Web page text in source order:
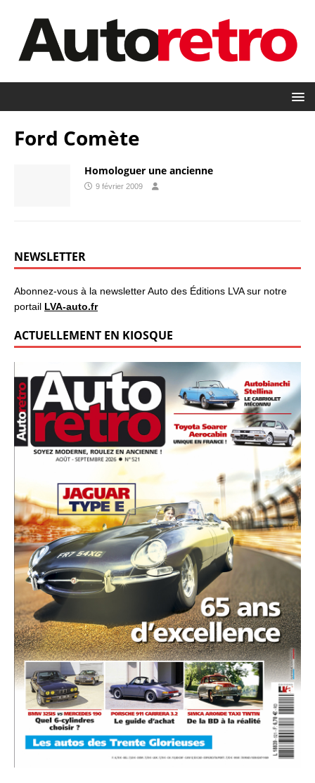
Ford Comète
Homologuer une ancienne
9 février 2009
NEWSLETTER
Abonnez-vous à la newsletter Auto des Éditions LVA sur notre
portail LVA-auto.fr
ACTUELLEMENT EN KIOSQUE